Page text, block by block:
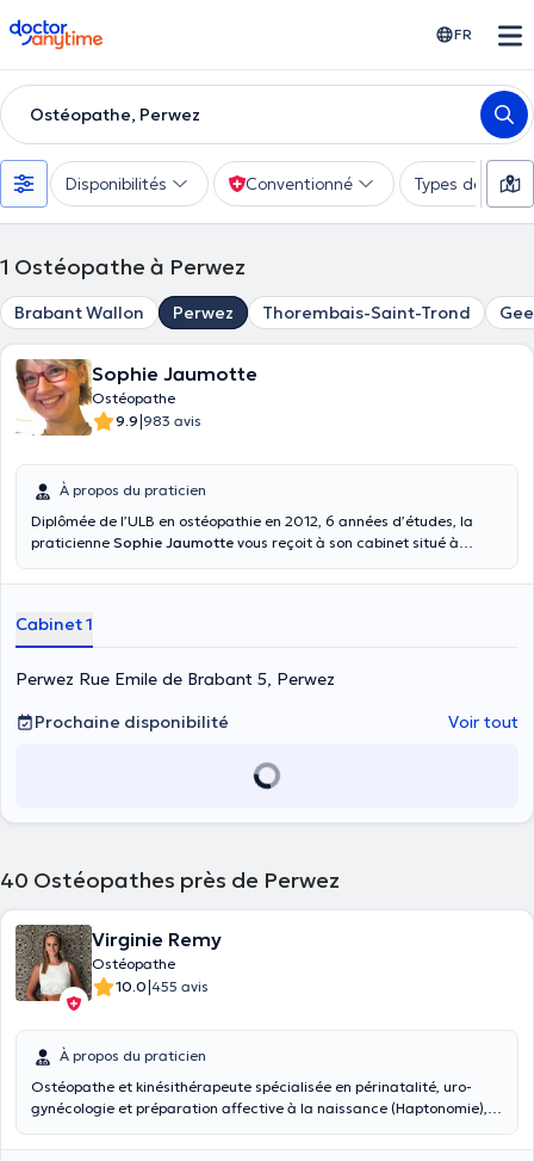
doctoranytime FR
Ostéopathe, Perwez
Disponibilités Conventionné Types de
1 Ostéopathe à Perwez
Brabant Wallon Perwez Thorembais-Saint-Trond
Sophie Jaumotte
Ostéopathe
9.9|983 avis
À propos du praticien
Diplômée de l’ULB en ostéopathie en 2012, 6 années d’études, la
praticienne Sophie Jaumotte vous reçoit à son cabinet situé à
formations en collaboration avec plusieurs ostéopathes
sportifs. Elle exerce sa pratique depuis 13ans et a le soucis de
mettre toute son attention sur des soins adaptés à chacun de ses
patients. Elle prend le temps nécessaire pour expliquer au mieux les
techniques choisies et celles qui peuvent compléter sa prise en
charge. Elle prend en charge également les nouveaux patients.
Cabinet 1
Perwez Rue Emile de Brabant 5, Perwez
Prochaine disponibilité
Voir tout
40 Ostéopathes près de Perwez
Virginie Remy
Ostéopathe
10.0|455 avis
À propos du praticien
Ostéopathe et kinésithérapeute spécialisée en périnatalité, uro-
gynécologie et préparation affective à la naissance (Haptonomie),
Guibert et Wierde. Veuillez consulter la carte pour avoir plus de